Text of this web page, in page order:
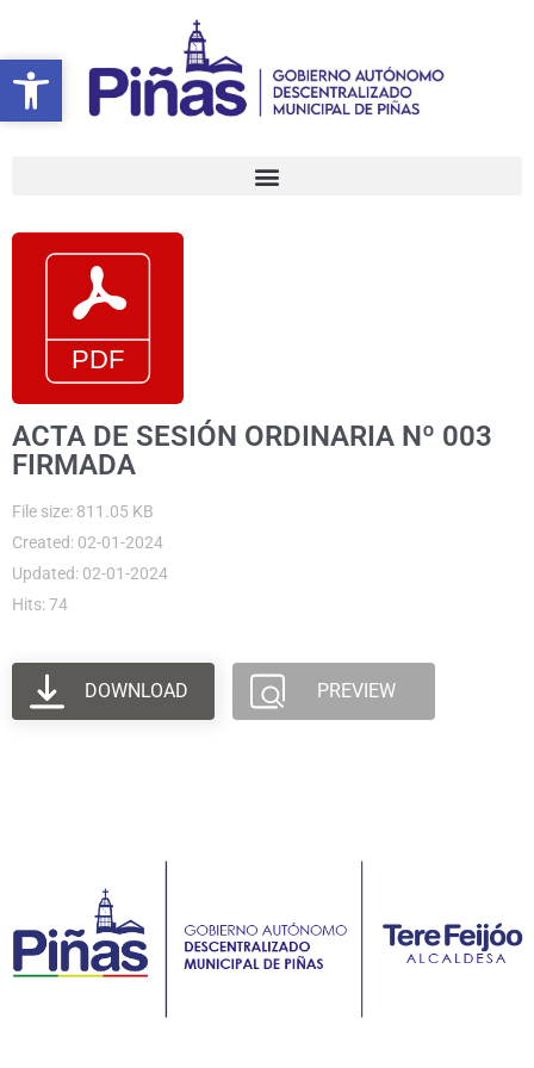
Abrir barra de herramientas
contenido
ACTA DE SESIÓN ORDINARIA Nº 003
FIRMADA
File size: 811.05 KB
Created: 02-01-2024
Updated: 02-01-2024
Hits: 74
DOWNLOAD PREVIEW
Abrir barra de herramientas